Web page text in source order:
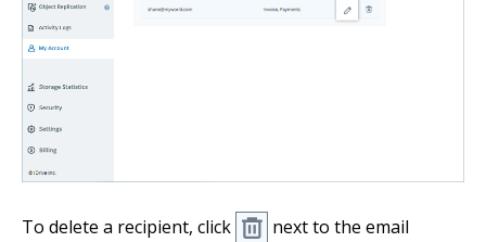
To delete a recipient, click
next to the email